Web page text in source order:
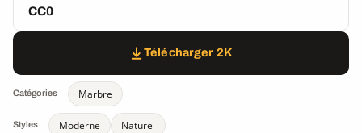
CC0
Télécharger 2K
Catégories Marbre
Styles Moderne Naturel